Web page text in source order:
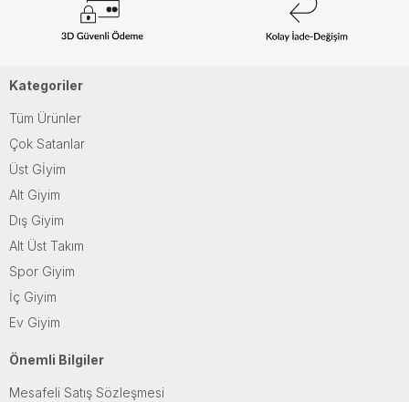
Kategoriler
Tüm Ürünler
Çok Satanlar
Üst Gİyim
Alt Giyim
Dış Giyim
Alt Üst Takım
Spor Giyim
İç Giyim
Ev Giyim
Önemli Bilgiler
Mesafeli Satış Sözleşmesi